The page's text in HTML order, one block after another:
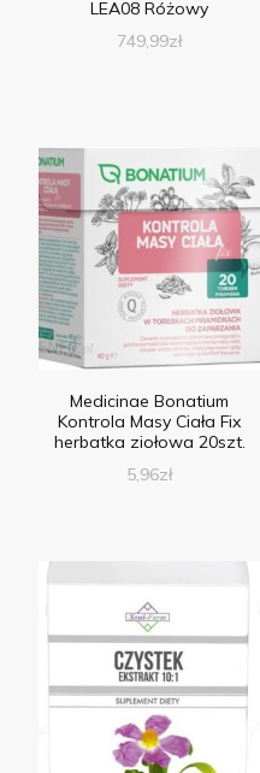
LEA08 Różowy
749,99zł
Medicinae Bonatium
Kontrola Masy Ciała Fix
herbatka ziołowa 20szt.
5,96zł